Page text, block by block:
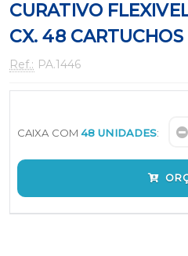
CURATIVO
CX. 48
Ref.: PA.1446
CAIXA COM 48 UNIDADES: